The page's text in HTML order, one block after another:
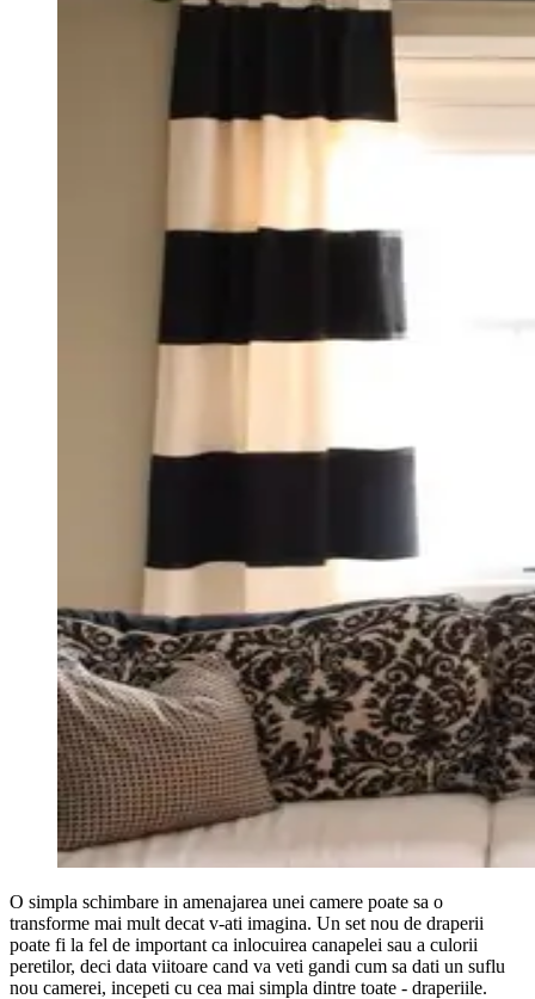
O simpla schimbare in amenajarea unei camere poate sa o
transforme mai mult decat v-ati imagina. Un set nou de draperii
poate fi la fel de important ca inlocuirea canapelei sau a culorii
peretilor, deci data viitoare cand va veti gandi cum sa dati un suflu
nou camerei, incepeti cu cea mai simpla dintre toate - draperiile.